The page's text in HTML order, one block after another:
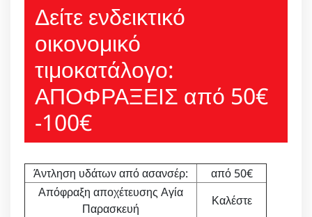
Δείτε ενδεικτικό
οικονομικό
τιμοκατάλογο:
ΑΠΟΦΡΑΞΕΙΣ από 50€
-100€
Άντληση υδάτων από ασανσέρ:
από 50€
Απόφραξη αποχέτευσης Αγία
Παρασκευή
Καλέστε